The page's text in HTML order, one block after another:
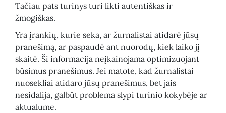
Tačiau pats turinys turi likti autentiškas ir
žmogiškas.
Yra įrankių, kurie seka, ar žurnalistai atidarė jūsų
pranešimą, ar paspaudė ant nuorodų, kiek laiko jį
skaitė. Ši informacija neįkainojama optimizuojant
būsimus pranešimus. Jei matote, kad žurnalistai
nuosekliai atidaro jūsų pranešimus, bet jais
nesidalija, galbūt problema slypi turinio kokybėje ar
aktualume.